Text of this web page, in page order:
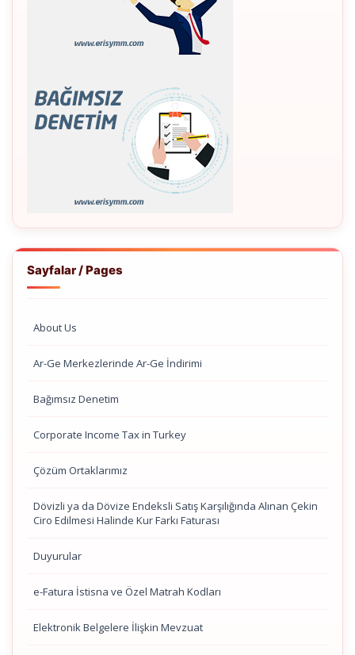
Sayfalar / Pages
About Us
Ar-Ge Merkezlerinde Ar-Ge İndirimi
Bağımsız Denetim
Corporate Income Tax in Turkey
Çözüm Ortaklarımız
Dövizli ya da Dövize Endeksli Satış Karşılığında Alınan Çekin
Ciro Edilmesi Halinde Kur Farkı Faturası
Duyurular
e-Fatura İstisna ve Özel Matrah Kodları
Elektronik Belgelere İlişkin Mevzuat